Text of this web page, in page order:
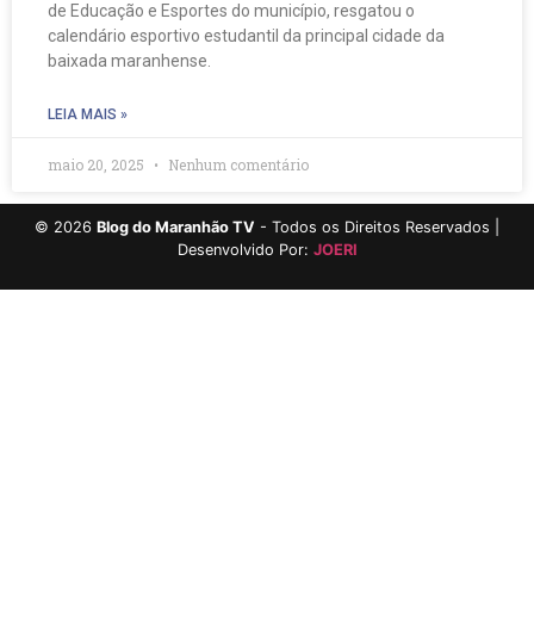
de Educação e Esportes do município, resgatou o
calendário esportivo estudantil da principal cidade da
baixada maranhense.
LEIA MAIS »
maio 20, 2025 Nenhum comentário
© 2026 Blog do Maranhão TV - Todos os Direitos Reservados |
Desenvolvido Por: JOERI